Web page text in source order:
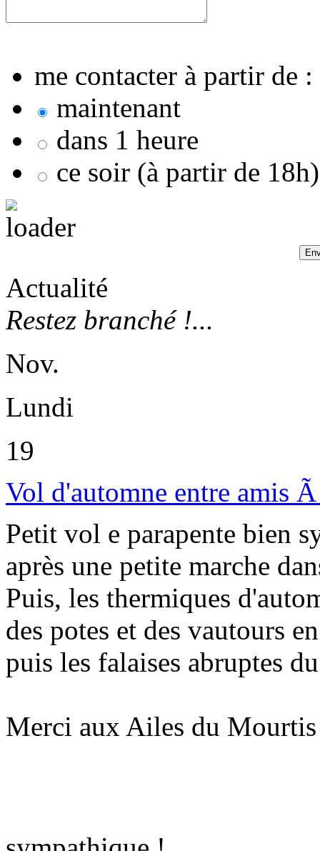
me contacter à partir de :
maintenant
dans 1 heure
ce soir (à partir de 18h)
Actualité
Restez branché !...
Nov.
Lundi
19
Vol d'automne entre amis
Petit vol e parapente bien
après une petite marche
Puis, les thermiques
des potes et des vautours
puis les falaises abruptes
Merci aux Ailes du